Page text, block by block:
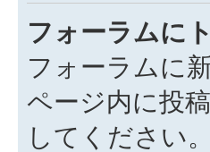
フォーラムに
フォーラムに
ページ内に投
してください